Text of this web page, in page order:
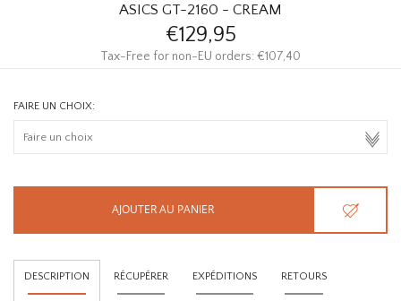
ASICS GT-2160 - CREAM
€129,95
Tax-Free for non-EU orders: €107,40
FAIRE UN CHOIX:
AJOUTER AU PANIER
DESCRIPTION RÉCUPÉRER EXPÉDITIONS RETOURS